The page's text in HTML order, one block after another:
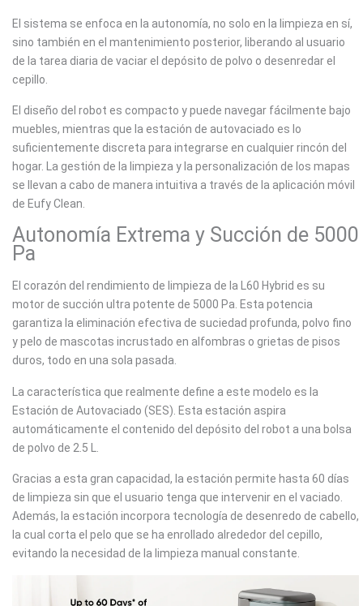
El sistema se enfoca en la autonomía, no solo en la limpieza en sí,
sino también en el mantenimiento posterior, liberando al usuario
de la tarea diaria de vaciar el depósito de polvo o desenredar el
cepillo.
El diseño del robot es compacto y puede navegar fácilmente bajo
muebles, mientras que la estación de autovaciado es lo
suficientemente discreta para integrarse en cualquier rincón del
hogar. La gestión de la limpieza y la personalización de los mapas
se llevan a cabo de manera intuitiva a través de la aplicación móvil
de Eufy Clean.
Autonomía Extrema y Succión de 5000
Pa
El corazón del rendimiento de limpieza de la L60 Hybrid es su
motor de succión ultra potente de 5000 Pa. Esta potencia
garantiza la eliminación efectiva de suciedad profunda, polvo fino
y pelo de mascotas incrustado en alfombras o grietas de pisos
duros, todo en una sola pasada.
La característica que realmente define a este modelo es la
Estación de Autovaciado (SES). Esta estación aspira
automáticamente el contenido del depósito del robot a una bolsa
de polvo de 2.5 L.
Gracias a esta gran capacidad, la estación permite hasta 60 días
de limpieza sin que el usuario tenga que intervenir en el vaciado.
Además, la estación incorpora tecnología de desenredo de cabello,
la cual corta el pelo que se ha enrollado alrededor del cepillo,
evitando la necesidad de la limpieza manual constante.